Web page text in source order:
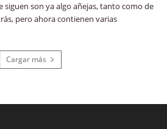
siguen son ya algo añejas, tanto como de
pero ahora contienen varias
Cargar más